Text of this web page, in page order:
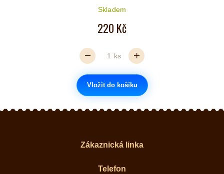
Skladem
220 Kč
ks
Vložit do košíku
Zákaznická linka
Telefon